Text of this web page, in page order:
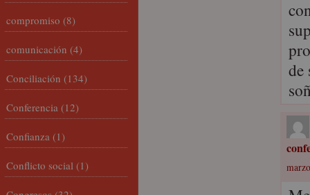
de
compromiso (8)
comunicación (4)
Conciliación (134)
Conferencia (12)
Confianza (1)
Conflicto social (1)